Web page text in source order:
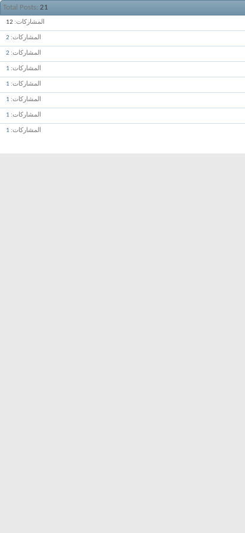
Total Posts 21
المشاركات 12
المشاركات 2
المشاركات 2
المشاركات 1
المشاركات 1
المشاركات 1
المشاركات 1
المشاركات 1